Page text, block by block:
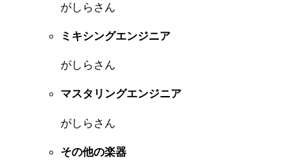
がしらさん
ミキシングエンジニア
がしらさん
マスタリングエンジニア
がしらさん
その他の楽器